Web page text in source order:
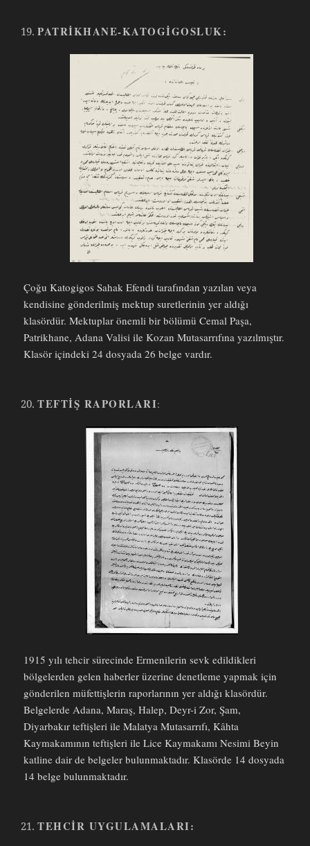
PATRIKHANE-KATOGIGOSLUK:
Çoğu Katogigos Sahak Efendi tarafından yazılan veya
kendisine gönderilmiş mektup suretlerinin yer aldığı
klasördür. Mektuplar önemli bir bölümü Cemal Paşa,
Patrikhane, Adana Valisi ile Kozan Mutasarrıfına yazılmıştır.
Klasör içindeki 24 dosyada 26 belge vardır.
TEFTIŞ RAPORLARI:
1915 yılı tehcir sürecinde Ermenilerin sevk edildikleri
bölgelerden gelen haberler üzerine denetleme yapmak için
gönderilen müfettişlerin raporlarının yer aldığı klasördür.
Belgelerde Adana, Maraş, Halep, Deyr-i Zor, Şam,
Diyarbakır teftişleri ile Malatya Mutasarrıfı, Kâhta
Kaymakamının teftişleri ile Lice Kaymakamı Nesimi Beyin
katline dair de belgeler bulunmaktadır. Klasörde 14 dosyada
14 belge bulunmaktadır.
TEHCIR UYGULAMALARI: